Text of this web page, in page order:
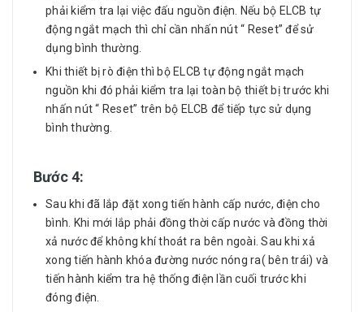
phải kiểm tra lại việc đấu nguồn điện. Nếu bộ ELCB tự
động ngắt mạch thì chỉ cần nhấn nút “ Reset” để sử
dụng bình thường.
Khi thiết bị rò điện thì bộ ELCB tự động ngắt mạch
nguồn khi đó phải kiểm tra lại toàn bộ thiết bị trước khi
nhấn nút “ Reset” trên bộ ELCB để tiếp tực sử dụng
bình thường.
Bước 4:
Sau khi đã lắp đặt xong tiến hành cấp nước, điện cho
bình. Khi mới lắp phải đồng thời cấp nước và đồng thời
xả nước để không khí thoát ra bên ngoài. Sau khi xả
xong tiến hành khóa đường nước nóng ra( bên trái) và
tiến hành kiểm tra hệ thống điện lần cuối trước khi
đóng điện.